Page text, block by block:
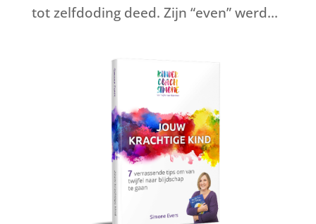
tot zelfdoding deed. Zijn “even” werd...